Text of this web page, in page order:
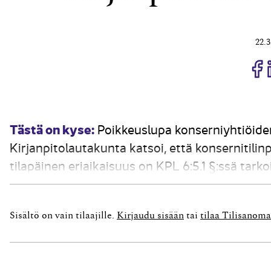
Tästä on kyse: Poikkeuslupa
Kirjanpitolautakunta katsoi, että
tilapäinen eriaikaisuus on KPL 6:5.1 §:ssä
tilikaudelta saadaan laatia
Sisältö on vain tilaajille. Kirjaudu sisään tai tilaa